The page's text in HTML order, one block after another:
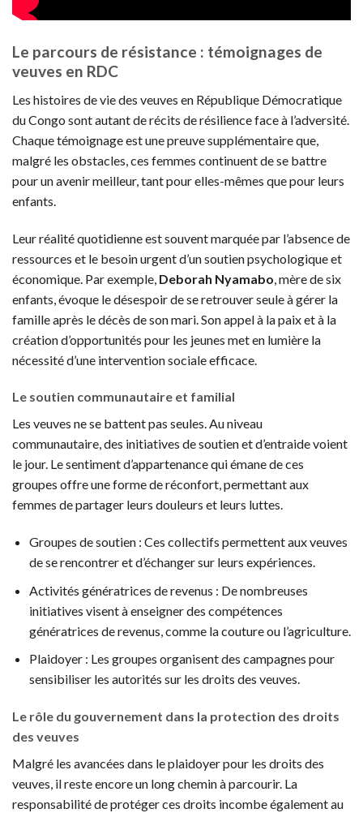
Le parcours de résistance : témoignages de
veuves en RDC
Les histoires de vie des veuves en République Démocratique
du Congo sont autant de récits de résilience face à l’adversité.
Chaque témoignage est une preuve supplémentaire que,
malgré les obstacles, ces femmes continuent de se battre
pour un avenir meilleur, tant pour elles-mêmes que pour leurs
enfants.
Leur réalité quotidienne est souvent marquée par l’absence de
ressources et le besoin urgent d’un soutien psychologique et
économique. Par exemple, Deborah Nyamabo , mère de six
enfants, évoque le désespoir de se retrouver seule à gérer la
famille après le décès de son mari. Son appel à la paix et à la
création d’opportunités pour les jeunes met en lumière la
nécessité d’une intervention sociale efficace.
Le soutien communautaire et familial
Les veuves ne se battent pas seules. Au niveau
communautaire, des initiatives de soutien et d’entraide voient
le jour. Le sentiment d’appartenance qui émane de ces
groupes offre une forme de réconfort, permettant aux
femmes de partager leurs douleurs et leurs luttes.
Groupes de soutien : Ces collectifs permettent aux veuves
de se rencontrer et d’échanger sur leurs expériences.
Activités génératrices de revenus : De nombreuses
initiatives visent à enseigner des compétences
génératrices de revenus, comme la couture ou l’agriculture.
Plaidoyer : Les groupes organisent des campagnes pour
sensibiliser les autorités sur les droits des veuves.
Le rôle du gouvernement dans la protection des droits
des veuves
Malgré les avancées dans le plaidoyer pour les droits des
veuves, il reste encore un long chemin à parcourir. La
responsabilité de protéger ces droits incombe également au